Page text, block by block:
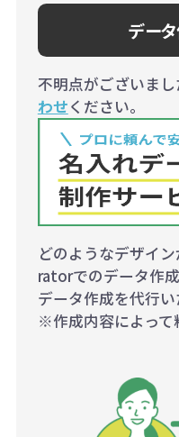
デー
不明点がございま
わせください。
どのようなデザイ
ratorでのデータ作
データ作成を代行い
※作成内容によって